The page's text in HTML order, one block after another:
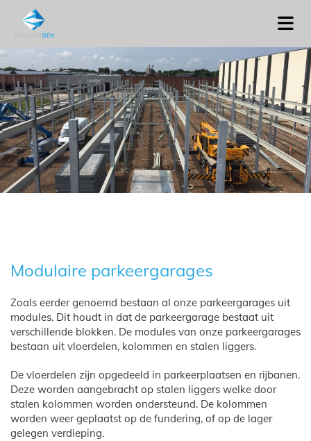
Modulaire parkeergarages
Zoals eerder genoemd bestaan al onze parkeergarages uit
modules. Dit houdt in dat de parkeergarage bestaat uit
verschillende blokken. De modules van onze parkeergarages
bestaan uit vloerdelen, kolommen en stalen liggers.
De vloerdelen zijn opgedeeld in parkeerplaatsen en rijbanen.
Deze worden aangebracht op stalen liggers welke door
stalen kolommen worden ondersteund. De kolommen
worden weer geplaatst op de fundering, of op de lager
gelegen verdieping.